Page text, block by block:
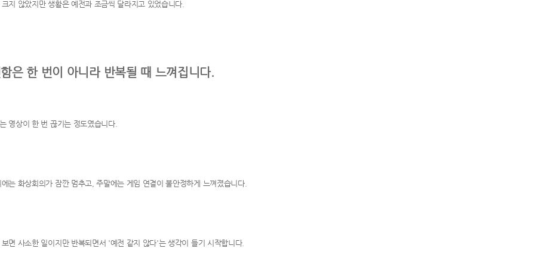
크지 않았지만 생활은 예전과 조금씩 달라지고 있었습니다.
은 한 번이 아니라 반복될 때 느껴집니다.
영상이 한 번 끊기는 정도였습니다.
에는 화상회의가 잠깐 멈추고, 주말에는 게임 연결이 불안정하게 느껴졌습니다.
면 사소한 일이지만 반복되면서 '예전 같지 않다'는 생각이 들기 시작합니다.